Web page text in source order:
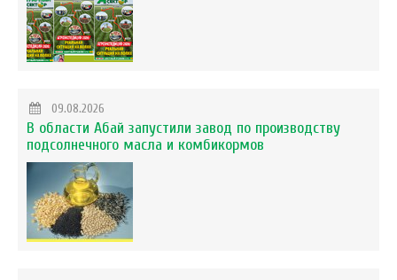
09.08.2026
В области Абай запустили завод по производству
подсолнечного масла и комбикормов